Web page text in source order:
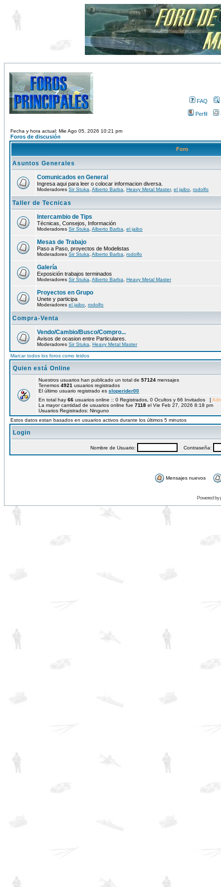
FAQ
Perfil
Fecha y hora actual: Mie Ago 05, 2026 10:21 pm
Foros de discusión
Foro
Asuntos Generales
Comunicados en General
Ingresa aqui para leer o colocar informacion diversa.
Moderadores Sir Stuka Alberto Barba Heavy Metal Master, el jaibo rodolfo
Taller de Tecnicas
Intercambio de Tips
Técnicas, Consejos, Información
Moderadores Sir Stuka Alberto Barba el jaibo
Mesas de Trabajo
Paso a Paso, proyectos de Modelistas
Moderadores Sir Stuka Alberto Barba rodolfo
Galería
Exposición trabajos terminados
Moderadores Sir Stuka Alberto Barba Heavy Metal Master
Proyectos en Grupo
Unete y participa
Moderadores el jaibo rodolfo
Compra-Venta
Vendo/Cambio/Busco/Compro...
Avisos de ocasion entre Particulares.
Moderadores Sir Stuka Heavy Metal Master
Marcar todos los foros como leidos
Quien está Online
Nuestros usuarios han publicado un total de 57124 mensajes
Tenemos 4921 usuarios registrados
El último usuario registrado es sloperider00
En total hay 66 usuarios online :: 0 Registrados, 0 Ocultos y 66 Invitados [
La mayor cantidad de usuarios online fue 7118 el Vie Feb 27, 2026 8:18 pm
Usuarios Registrados: Ninguno
Estos datos estan basados en usuarios activos durante los últimos 5 minutos
Login
Nombre de Usuario: Contraseña:
Mensajes nuevos
Powered by